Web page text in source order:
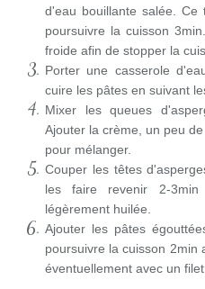
d'eau bouillante salée.
poursuivre la cuisson
froide afin de stopper la
Porter une casserole
cuire les pâtes en suivant
Mixer les queues
Ajouter la crème, un peu
pour mélanger.
Couper les têtes
les faire revenir 2-
légèrement huilée.
Ajouter les pâtes
poursuivre la cuisson 2min
éventuellement avec un